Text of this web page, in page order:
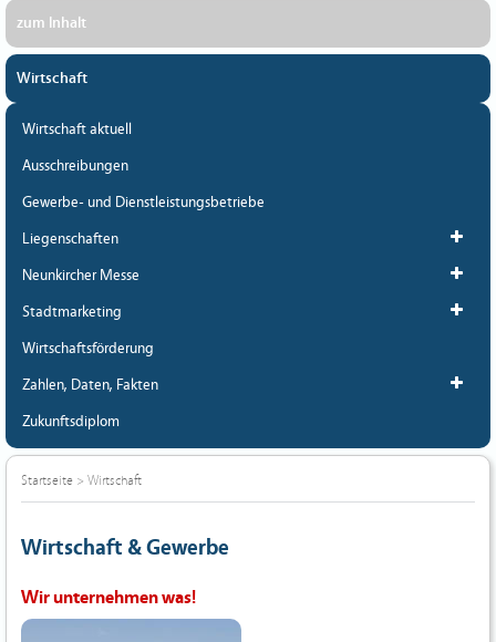
zum Inhalt
Wirtschaft
Wirtschaft aktuell
Ausschreibungen
Gewerbe- und Dienstleistungsbetriebe
Liegenschaften
Neunkircher Messe
Stadtmarketing
Wirtschaftsförderung
Zahlen, Daten, Fakten
Zukunftsdiplom
Startseite > Wirtschaft
Wirtschaft & Gewerbe
Wir unternehmen was!